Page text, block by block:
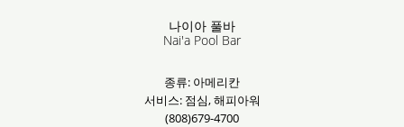
나이아 풀바
Nai'a Pool Bar
종류: 아메리칸
서비스: 점심, 해피아워
(808)679-4700